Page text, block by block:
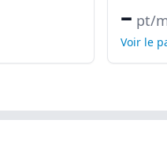
– pt/
Voir le